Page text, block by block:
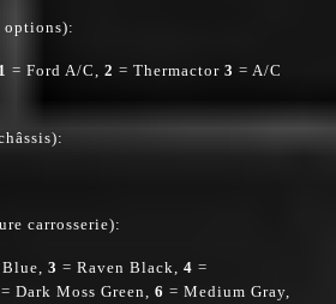
options):
1 = Ford A/C, 2 = Thermactor 3 = A/C
carrosserie):
3 = Raven Black, 4 =
= Dark Moss Green, 6 = Medium Gray,